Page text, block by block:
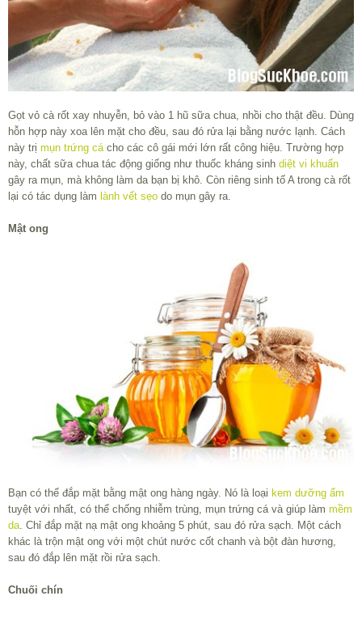
Gọt vỏ cà rốt xay nhuyễn, bỏ vào 1 hũ sữa chua, nhồi cho thật đều. Dùng
hỗn hợp này xoa lên mặt cho đều, sau đó rửa lại bằng nước lạnh. Cách
này trị mụn trứng cá cho các cô gái mới lớn rất công hiệu. Trường hợp
này, chất sữa chua tác động giống như thuốc kháng sinh diệt vi khuẩn
gây ra mụn, mà không làm da bạn bị khô. Còn riêng sinh tố A trong cà rốt
lại có tác dụng làm lành vết sẹo do mụn gây ra.
Mật ong
Bạn có thể đắp mặt bằng mật ong hàng ngày. Nó là loại kem dưỡng ẩm
tuyệt với nhất, có thể chống nhiễm trùng, mụn trứng cá và giúp làm mềm
da. Chỉ đắp mặt nạ mật ong khoảng 5 phút, sau đó rửa sạch. Một cách
khác là trộn mật ong với một chút nước cốt chanh và bột đàn hương,
sau đó đắp lên mặt rồi rửa sạch.
Chuối chín